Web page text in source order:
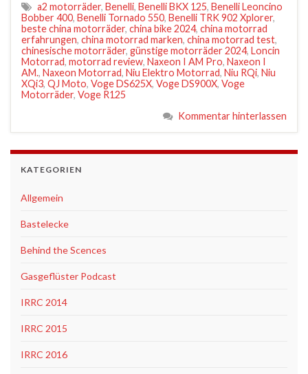
a2 motorräder, Benelli, Benelli BKX 125, Benelli Leoncino
Bobber 400, Benelli Tornado 550, Benelli TRK 902 Xplorer,
beste china motorräder, china bike 2024, china motorrad
erfahrungen, china motorrad marken, china motorrad test,
chinesische motorräder, günstige motorräder 2024, Loncin
Motorrad, motorrad review, Naxeon I AM Pro, Naxeon I
AM., Naxeon Motorrad, Niu Elektro Motorrad, Niu RQi, Niu
XQi3, QJ Moto, Voge DS625X, Voge DS900X, Voge
Motorräder, Voge R125
Kommentar hinterlassen
KATEGORIEN
Allgemein
Bastelecke
Behind the Scences
Gasgeflüster Podcast
IRRC 2014
IRRC 2015
IRRC 2016